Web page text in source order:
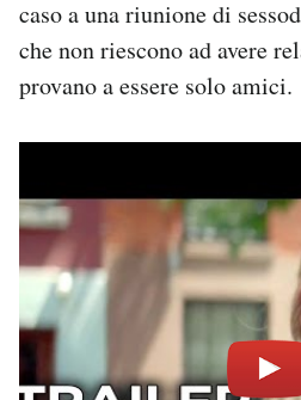
caso a una riunione di
che non riescono ad avere
provano a essere solo amici.